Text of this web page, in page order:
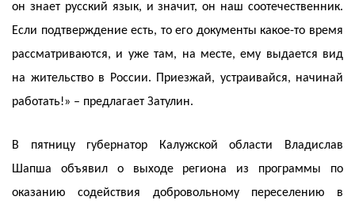
он знает русский язык, и значит, он наш соотечественник.
Если подтверждение есть, то его документы какое-то время
рассматриваются, и уже там, на месте, ему выдается вид
на жительство в России. Приезжай, устраивайся, начинай
работать!» – предлагает Затулин.
В пятницу губернатор Калужской области Владислав
Шапша объявил о выходе региона из программы по
оказанию содействия добровольному переселению в